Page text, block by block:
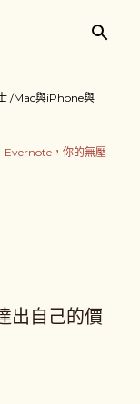
/Mac與iPhone與
Evernote，你的無壓
出自己的價